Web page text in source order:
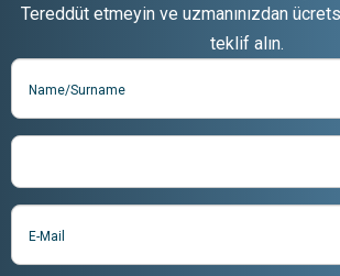
Tereddüt etmeyin ve uzmanınızdan
teklif alın.